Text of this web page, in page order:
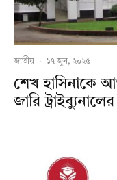
জাতীয় · ১৭ জুন, ২০২৫
শেখ হাসিনাকে
জারি ট্রাইব্যুনালের